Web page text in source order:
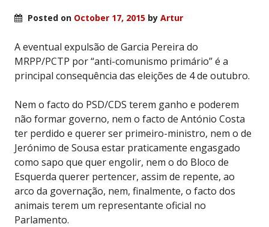
Posted on October 17, 2015 by Artur
A eventual expulsão de Garcia Pereira do
MRPP/PCTP por “anti-comunismo primário” é a
principal consequência das eleições de 4 de outubro.
Nem o facto do PSD/CDS terem ganho e poderem
não formar governo, nem o facto de António Costa
ter perdido e querer ser primeiro-ministro, nem o de
Jerónimo de Sousa estar praticamente engasgado
como sapo que quer engolir, nem o do Bloco de
Esquerda querer pertencer, assim de repente, ao
arco da governação, nem, finalmente, o facto dos
animais terem um representante oficial no
Parlamento.